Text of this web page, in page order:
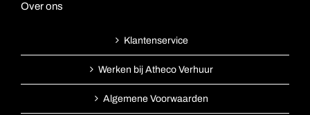
Over ons
Klantenservice
Werken bij Atheco Verhuur
Algemene Voorwaarden